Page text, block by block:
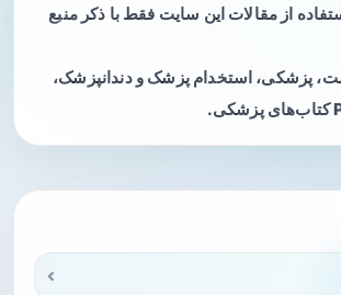
از مقالات این سایت فقط با ذکر منبع
پزشکی، استخدام پزشک و دندانپزشک،